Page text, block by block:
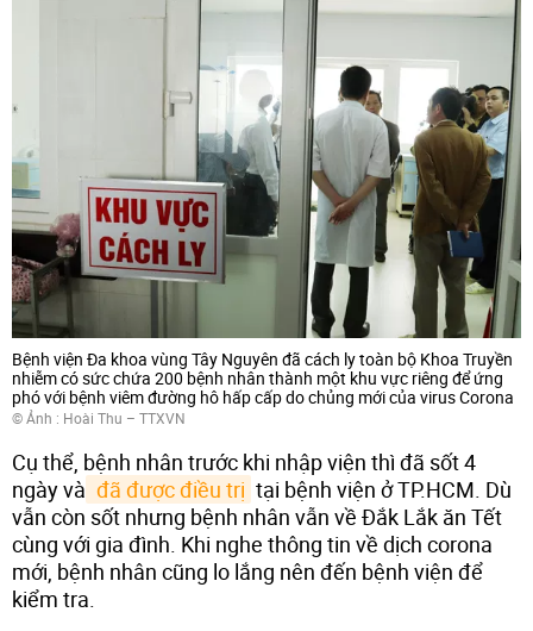
Bệnh viện Đa khoa vùng Tây Nguyên đã cách ly toàn bộ Khoa Truyền
nhiễm có sức chứa 200 bệnh nhân thành một khu vực riêng để ứng
phó với bệnh viêm đường hô hấp cấp do chủng mới của virus Corona
© Ảnh : Hoài Thu – TTXVN
Cụ thể, bệnh nhân trước khi nhập viện thì đã sốt 4
ngày và đã được điều trị tại bệnh viện ở TP.HCM. Dù
vẫn còn sốt nhưng bệnh nhân vẫn về Đắk Lắk ăn Tết
cùng với gia đình. Khi nghe thông tin về dịch corona
mới, bệnh nhân cũng lo lắng nên đến bệnh viện để
kiểm tra.